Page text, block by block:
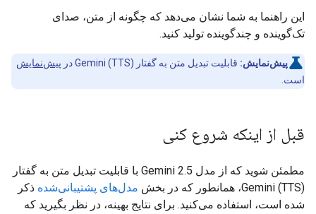
این راهنما به شما نشان می‌دهد که چگونه از متن، صدای
تک‌گوینده و چندگوینده تولید کنید.
پیش‌نمایش: قابلیت تبدیل متن به گفتار Gemini (TTS) در
پیش‌نمایش
است.
قبل از اینکه شروع کنی
مطمئن شوید که از مدل Gemini 2.5 با قابلیت تبدیل متن به گفتار
(TTS) Gemini، همانطور که در بخش
مدل‌های پشتیبانی‌شده ذکر
شده است، استفاده می‌کنید. برای نتایج بهینه، در نظر بگیرید که